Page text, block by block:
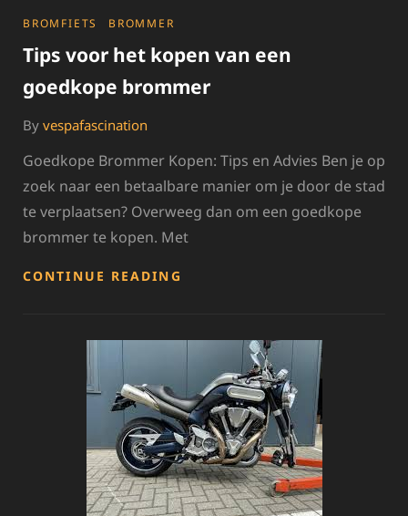
CATEGORIES
BROMFIETS BROMMER
Tips voor het kopen van een
goedkope brommer
By vespafascination
Goedkope Brommer Kopen: Tips en Advies Ben je op
zoek naar een betaalbare manier om je door de stad
te verplaatsen? Overweeg dan om een goedkope
brommer te kopen. Met
CONTINUE READING
GOEDKOPE
BROMMER